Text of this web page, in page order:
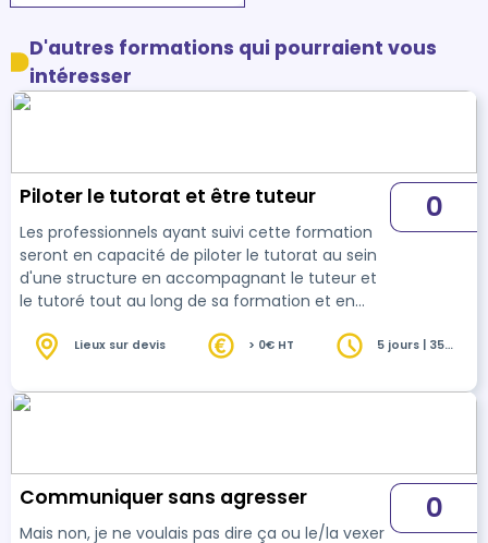
D'autres formations qui pourraient vous
intéresser
Piloter le tutorat et être tuteur
Les professionnels ayant suivi cette formation
seront en capacité de piloter le tutorat au sein
d'une structure en accompagnant le tuteur et
le tutoré tout au long de sa formation et en
0
Lieux sur devis > 0€ HT
5 jours | 35
Communiquer sans agresser
Mais non, je ne voulais pas dire ça ou le/la vexer
0